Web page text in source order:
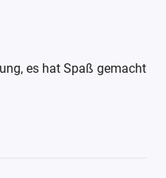
es hat Spaß gemacht